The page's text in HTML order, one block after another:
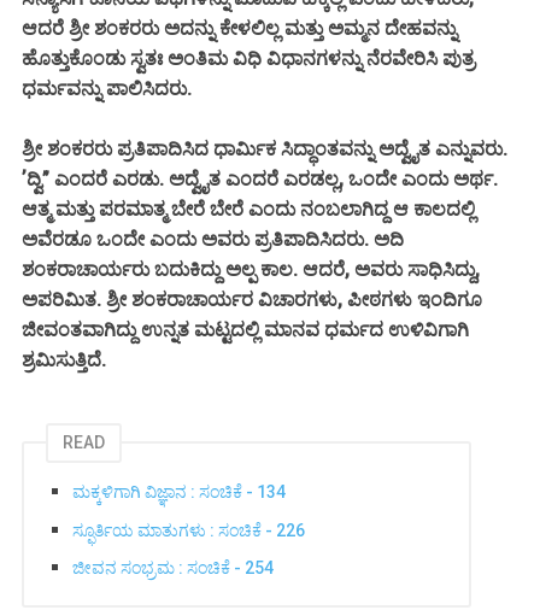
ಆದರೆ ಶ್ರೀ ಶಂಕರರು ಅದನ್ನು ಕೇಳಲಿಲ್ಲ ಮತ್ತು ಅಮ್ಮನ ದೇಹವನ್ನು
ಹೊತ್ತುಕೊಂಡು ಸ್ವತಃ ಅಂತಿಮ ವಿಧಿ ವಿಧಾನಗಳನ್ನು ನೆರವೇರಿಸಿ ಪುತ್ರ
ಧರ್ಮವನ್ನು ಪಾಲಿಸಿದರು.
ಶ್ರೀ ಶಂಕರರು ಪ್ರತಿಪಾದಿಸಿದ ಧಾರ್ಮಿಕ ಸಿದ್ಧಾಂತವನ್ನು ಅದ್ವೈತ ಎನ್ನುವರು.
ʼದ್ವಿ” ಎಂದರೆ ಎರಡು. ಅದ್ವೈತ ಎಂದರೆ ಎರಡಲ್ಲ, ಒಂದೇ ಎಂದು ಅರ್ಥ.
ಆತ್ಮ ಮತ್ತು ಪರಮಾತ್ಮ ಬೇರೆ ಬೇರೆ ಎಂದು ನಂಬಲಾಗಿದ್ದ ಆ ಕಾಲದಲ್ಲಿ
ಅವೆರಡೂ ಒಂದೇ ಎಂದು ಅವರು ಪ್ರತಿಪಾದಿಸಿದರು. ಅದಿ
ಶಂಕರಾಚಾರ್ಯರು ಬದುಕಿದ್ದು ಅಲ್ಪ ಕಾಲ. ಆದರೆ, ಅವರು ಸಾಧಿಸಿದ್ದು,
ಅಪರಿಮಿತ. ಶ್ರೀ ಶಂಕರಾಚಾರ್ಯರ ವಿಚಾರಗಳು, ಪೀಠಗಳು ಇಂದಿಗೂ
ಜೀವಂತವಾಗಿದ್ದು ಉನ್ನತ ಮಟ್ಟದಲ್ಲಿ ಮಾನವ ಧರ್ಮದ ಉಳಿವಿಗಾಗಿ
ಶ್ರಮಿಸುತ್ತಿದೆ.
READ
ಮಕ್ಕಳಿಗಾಗಿ ವಿಜ್ಞಾನ : ಸಂಚಿಕೆ - 134
ಸ್ಫೂರ್ತಿಯ ಮಾತುಗಳು : ಸಂಚಿಕೆ - 226
ಜೀವನ ಸಂಭ್ರಮ : ಸಂಚಿಕೆ - 254